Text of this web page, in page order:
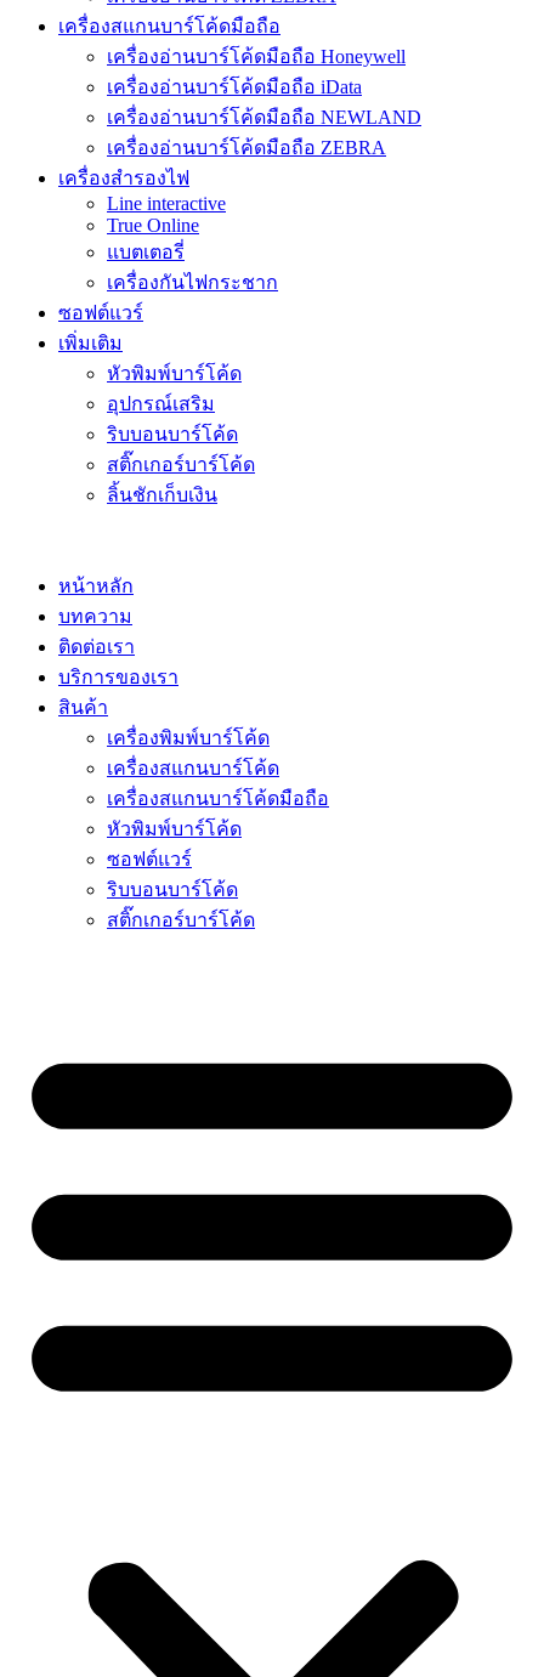
เครื่องสแกนบาร์โค้ดมือถือ
เครื่องอ่านบาร์โค้ดมือถือ Honeywell
เครื่องอ่านบาร์โค้ดมือถือ iData
เครื่องอ่านบาร์โค้ดมือถือ NEWLAND
เครื่องอ่านบาร์โค้ดมือถือ ZEBRA
เครื่องสำรองไฟ
Line interactive
True Online
แบตเตอรี่
เครื่องกันไฟกระชาก
ซอฟต์แวร์
เพิ่มเติม
หัวพิมพ์บาร์โค้ด
อุปกรณ์เสริม
ริบบอนบาร์โค้ด
สติ๊กเกอร์บาร์โค้ด
ลิ้นชักเก็บเงิน
หน้าหลัก
บทความ
ติดต่อเรา
บริการของเรา
สินค้า
เครื่องพิมพ์บาร์โค้ด
เครื่องสแกนบาร์โค้ด
เครื่องสแกนบาร์โค้ดมือถือ
หัวพิมพ์บาร์โค้ด
ซอฟต์แวร์
ริบบอนบาร์โค้ด
สติ๊กเกอร์บาร์โค้ด